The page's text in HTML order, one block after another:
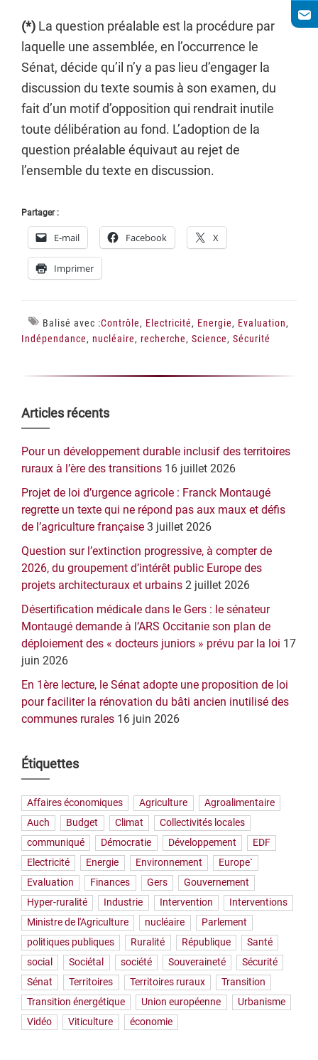
(*) La question préalable est la procédure par
laquelle une assemblée, en l’occurrence le
Sénat, décide qu’il n’y a pas lieu d’engager la
discussion du texte soumis à son examen, du
fait d’un motif d’opposition qui rendrait inutile
toute délibération au fond. L’adoption de la
question préalable équivaut au rejet de
l’ensemble du texte en discussion.
Partager :
E-mail Facebook X
Imprimer
Balisé avec :Contrôle, Electricité, Energie, Evaluation,
Indépendance, nucléaire, recherche, Science, Sécurité
Barre
latérale
principale
Articles récents
Pour un développement durable inclusif des territoires
ruraux à l’ère des transitions 16 juillet 2026
Projet de loi d’urgence agricole : Franck Montaugé
regrette un texte qui ne répond pas aux maux et défis
de l’agriculture française 3 juillet 2026
Question sur l’extinction progressive, à compter de
2026, du groupement d’intérêt public Europe des
projets architecturaux et urbains 2 juillet 2026
Désertification médicale dans le Gers : le sénateur
Montaugé demande à l’ARS Occitanie son plan de
déploiement des « docteurs juniors » prévu par la loi 17
juin 2026
En 1ère lecture, le Sénat adopte une proposition de loi
pour faciliter la rénovation du bâti ancien inutilisé des
communes rurales 16 juin 2026
Étiquettes
Affaires économiques Agriculture
Agroalimentaire
Auch
Budget Climat
Collectivités locales
communiqué
Démocratie Développement
EDF
Electricité
Energie Environnement
Europe`
Evaluation
Finances Gers
Gouvernement
Hyper-ruralité
Industrie Intervention
Interventions
Ministre de l'Agriculture
nucléaire
Parlement
politiques publiques
Ruralité République
Santé
social
Sociétal société Souveraineté
Sécurité
Sénat
Territoires Territoires ruraux
Transition
Transition énergétique
Union européenne
Urbanisme
Vidéo
Viticulture économie